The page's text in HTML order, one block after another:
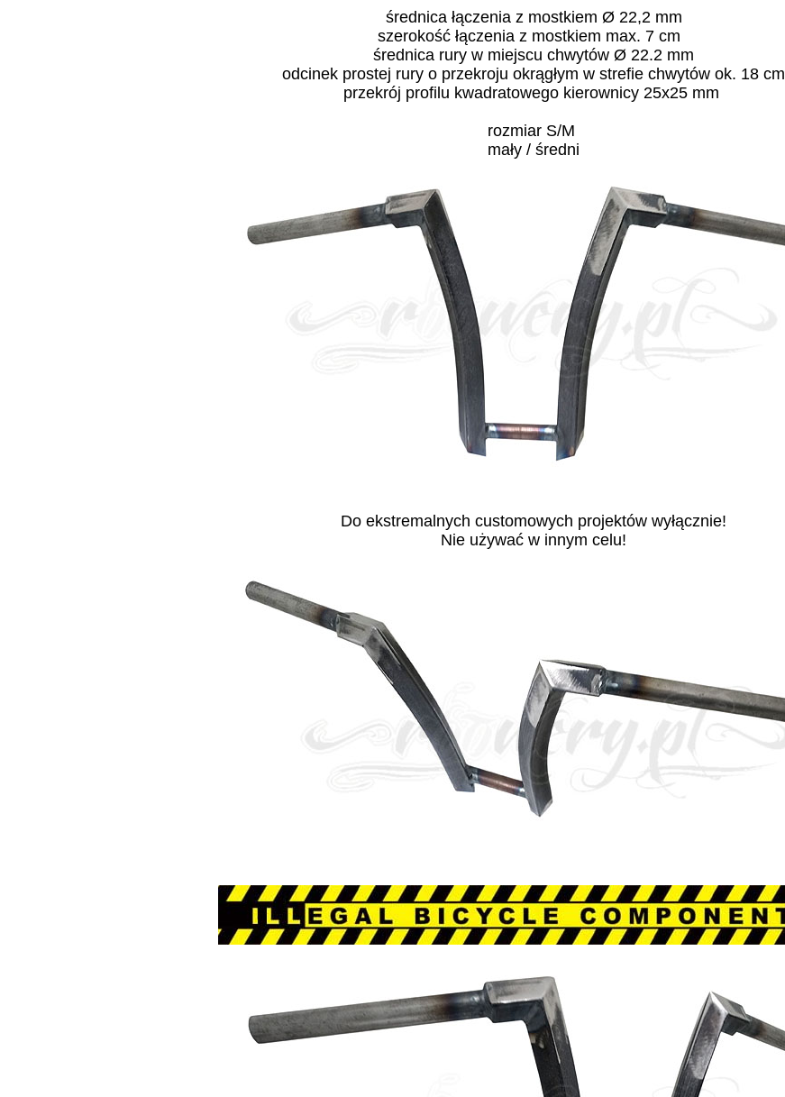
średnica łączenia z mostkiem Ø 22,2 mm
szerokość łączenia z mostkiem max. 7 cm
średnica rury w miejscu chwytów Ø 22.2 mm
odcinek prostej rury o przekroju okrągłym w strefie chwytów ok. 18 cm
przekrój profilu kwadratowego kierownicy 25x25 mm
rozmiar S/M
mały / średni
Do ekstremalnych customowych projektów wyłącznie!
Nie używać w innym celu!